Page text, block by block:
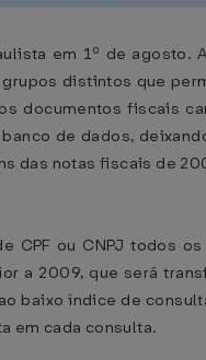
em 1º de agosto.
distintos que
documentos fiscais
de dados,
das notas fiscais de
ou CNPJ todos
a 2009, que será
baixo índice de
em cada consulta.